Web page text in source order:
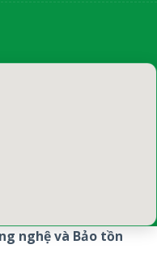
nghệ và Bảo tồn